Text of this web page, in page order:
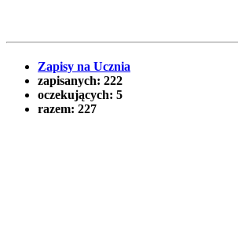
Zapisy na Ucznia
zapisanych: 222
oczekujących: 5
razem: 227